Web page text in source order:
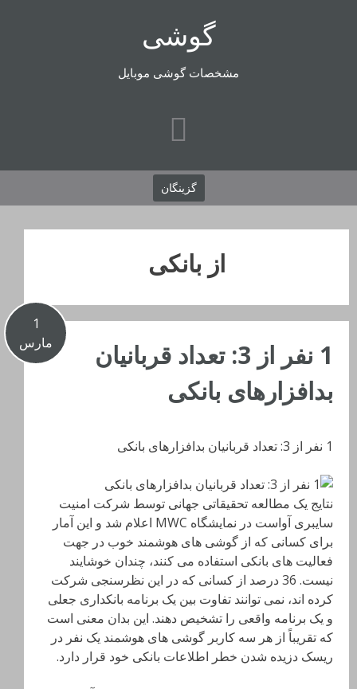
گوشی
مشخصات گوشی موبایل
گزینگان
از بانکی
1
مارس
1 نفر از 3: تعداد قربانیان
بدافزارهای بانکی
1 نفر از 3: تعداد قربانیان بدافزارهای بانکی
نتایج یک مطالعه تحقیقاتی جهانی توسط شرکت امنیت
سایبری آواست در نمایشگاه MWC اعلام شد و این آمار
برای کسانی که از گوشی های هوشمند خوب در جهت
فعالیت های بانکی استفاده می کنند، چندان خوشایند
نیست. 36 درصد از کسانی که در این نظرسنجی شرکت
کرده اند، نمی توانند تفاوت بین یک برنامه بانکداری جعلی
و یک برنامه واقعی را تشخیص دهند. این بدان معنی است
که تقریباً از هر سه کاربر گوشی های هوشمند یک نفر در
ریسک دزیده شدن خطر اطلاعات بانکی خود قرار دارد.